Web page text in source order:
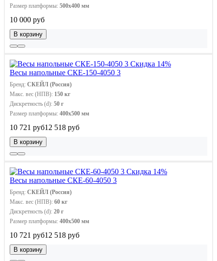
Размер платформы: 500х400 мм
10 000 руб
В корзину
Скидка 14%
Весы напольные СКЕ-150-4050 3
Бренд: СКЕЙЛ (Россия)
Макс. вес (НПВ): 150 кг
Дискретность (d): 50 г
Размер платформы: 400х500 мм
10 721 руб12 518 руб
В корзину
Скидка 14%
Весы напольные СКЕ-60-4050 3
Бренд: СКЕЙЛ (Россия)
Макс. вес (НПВ): 60 кг
Дискретность (d): 20 г
Размер платформы: 400х500 мм
10 721 руб12 518 руб
В корзину